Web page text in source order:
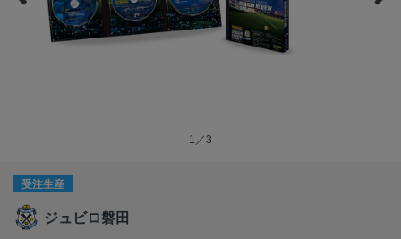
1／3
受注生産
ジュビロ磐田